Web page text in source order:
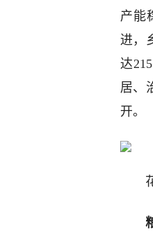
产能
进，
达
居、
开。